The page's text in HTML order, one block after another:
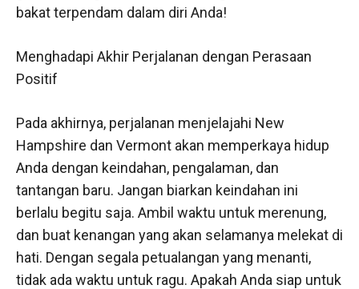
bakat terpendam dalam diri Anda!
Menghadapi Akhir Perjalanan dengan Perasaan
Positif
Pada akhirnya, perjalanan menjelajahi New
Hampshire dan Vermont akan memperkaya hidup
Anda dengan keindahan, pengalaman, dan
tantangan baru. Jangan biarkan keindahan ini
berlalu begitu saja. Ambil waktu untuk merenung,
dan buat kenangan yang akan selamanya melekat di
hati. Dengan segala petualangan yang menanti,
tidak ada waktu untuk ragu. Apakah Anda siap untuk